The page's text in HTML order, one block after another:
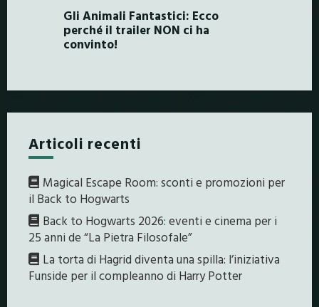
Gli Animali Fantastici: Ecco
perché il trailer NON ci ha
convinto!
Articoli recenti
Magical Escape Room: sconti e promozioni per
il Back to Hogwarts
Back to Hogwarts 2026: eventi e cinema per i
25 anni de “La Pietra Filosofale”
La torta di Hagrid diventa una spilla: l’iniziativa
Funside per il compleanno di Harry Potter